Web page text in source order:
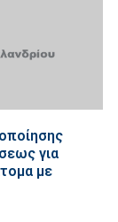
για
με